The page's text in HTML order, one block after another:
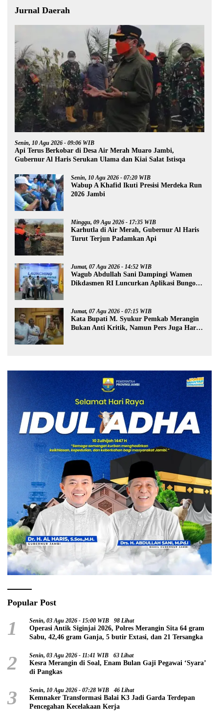
Jurnal Daerah
Senin, 10 Agu 2026 - 09:06 WIB
Api Terus Berkobar di Desa Air Merah Muaro Jambi,
Gubernur Al Haris Serukan Ulama dan Kiai Salat Istisqa
Senin, 10 Agu 2026 - 07:20 WIB
Wabup A Khafid Ikuti Presisi Merdeka Run
2026 Jambi
Minggu, 09 Agu 2026 - 17:35 WIB
Karhutla di Air Merah, Gubernur Al Haris
Turut Terjun Padamkan Api
Jumat, 07 Agu 2026 - 14:52 WIB
Wagub Abdullah Sani Dampingi Wamen
Dikdasmen RI Luncurkan Aplikasi Bungo
Jumat, 07 Agu 2026 - 07:15 WIB
Kata Bupati M. Syukur Pemkab Merangin
Bukan Anti Kritik, Namun Pers Juga Harus
Popular Post
1 Senin, 03 Agu 2026 - 15:00 WIB 98 Lihat
Operasi Antik Siginjai 2026, Polres Merangin Sita 64 gram
Sabu, 42,46 gram Ganja, 5 butir Extasi, dan 21 Tersangka
2 Senin, 03 Agu 2026 - 11:41 WIB 63 Lihat
Kesra Merangin di Soal, Enam Bulan Gaji Pegawai ‘Syara’
di Pangkas
3 Senin, 10 Agu 2026 - 07:28 WIB 46 Lihat
Kemnaker Transformasi Balai K3 Jadi Garda Terdepan
Pencegahan Kecelakaan Kerja